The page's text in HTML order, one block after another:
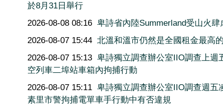
於8月31日舉行
2026-08-08 08:16 卑詩省內陸Summerland受山火肆
2026-08-07 15:44 北溫和溫市仍然是全國租金最高
2026-08-07 15:13 卑詩獨立調查辦公室IIO調查上週
空列車二埠站車箱內拘捕行動
2026-08-07 15:11 卑詩獨立調查辦公室IIO調查週五
素里市警拘捕電單車手行動中有否違規